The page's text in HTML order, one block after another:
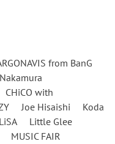
from BanG
CHiCO with
Joe Hisaishi
Koda
LiSA
Little Glee
MUSIC FAIR